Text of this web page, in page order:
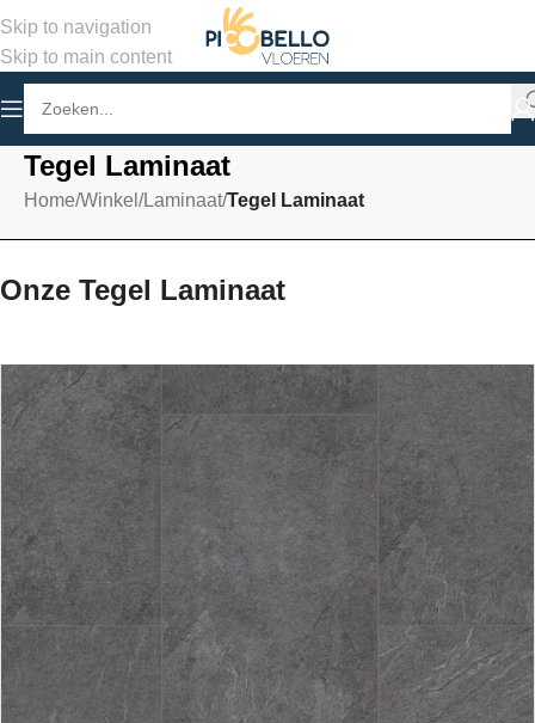
Skip to navigation
Skip to main content
Tegel Laminaat
Home/Winkel /Laminaat/Tegel Laminaat
Onze Tegel Laminaat